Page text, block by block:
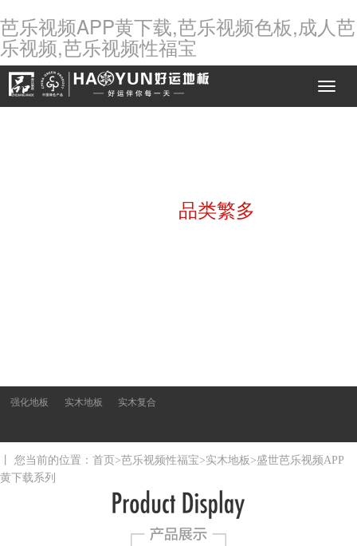
芭乐视频APP黄下载,芭乐视频色板,成人芭
乐视频,芭乐视频性福宝
品类繁多
载地板
载地板
载地板
强化地板 实木地板 实木复合
丨 您当前的位置： 首页 >芭乐视频性福宝>实木地板 >盛世芭乐视频APP
黄下载系列